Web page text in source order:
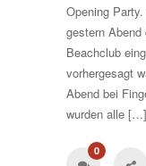
Opening
gestern
Beachclub
vorhergesagt
Abend bei
wurden alle […]
0